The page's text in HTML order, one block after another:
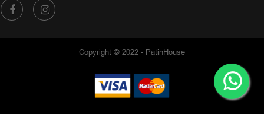
Copyright © 2022 - PatinHouse